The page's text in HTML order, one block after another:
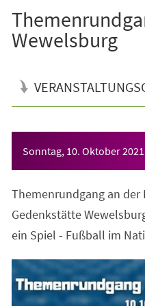
Wewelsburg
Sonntag, 10. Oktober 2021
Themenrundgang an der
Gedenkstätte
ein Spiel - Fußball im